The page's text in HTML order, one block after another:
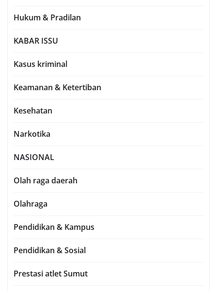
Hukum & Pradilan
KABAR ISSU
Kasus kriminal
Keamanan & Ketertiban
Kesehatan
Narkotika
NASIONAL
Olah raga daerah
Olahraga
Pendidikan & Kampus
Pendidikan & Sosial
Prestasi atlet Sumut